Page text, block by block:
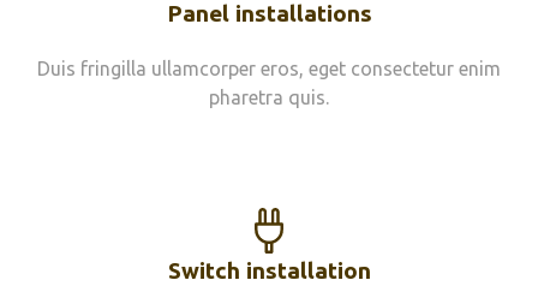
Panel installations
Duis fringilla ullamcorper eros, eget consectetur enim
pharetra quis.
Switch installation